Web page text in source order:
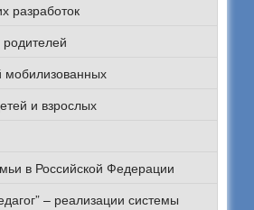
разработок
и взрослых
в Российской Федерации
– реализации системы